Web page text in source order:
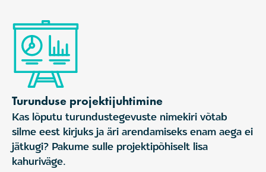
Turunduse projektijuhtimine
Kas lõputu turundustegevuste nimekiri võtab
silme eest kirjuks ja äri arendamiseks enam aega ei
jätkugi? Pakume sulle projektipõhiselt lisa
kahuriväge.